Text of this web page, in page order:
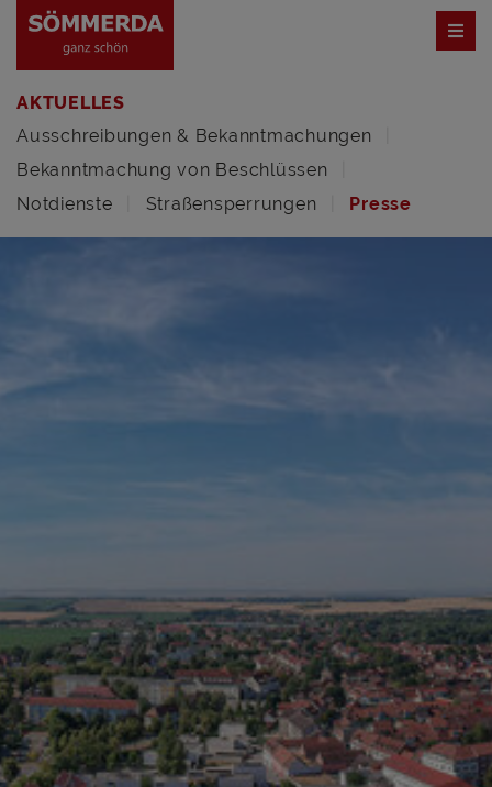
AKTUELLES
Ausschreibungen & Bekanntmachungen
Bekanntmachung von Beschlüssen
Notdienste
Straßensperrungen Presse